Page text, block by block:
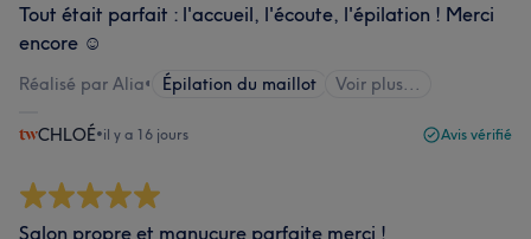
Tout était parfait : l'accueil, l'écoute, l'épilation ! Merci
encore ☺️
Réalisé par Alia• Épilation du maillot Voir plus...
CHLOÉ•il y a 16 jours Avis vérifié
Salon propre et manucure parfaite merci !